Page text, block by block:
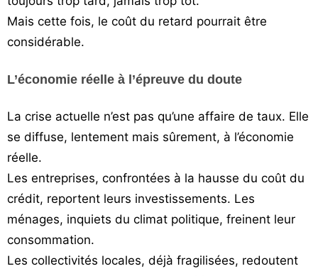
Mais cette fois, le coût du retard pourrait être
considérable.
L’économie réelle à l’épreuve du doute
La crise actuelle n’est pas qu’une affaire de taux. Elle
se diffuse, lentement mais sûrement, à l’économie
réelle.
Les entreprises, confrontées à la hausse du coût du
crédit, reportent leurs investissements. Les
ménages, inquiets du climat politique, freinent leur
consommation.
Les collectivités locales, déjà fragilisées, redoutent